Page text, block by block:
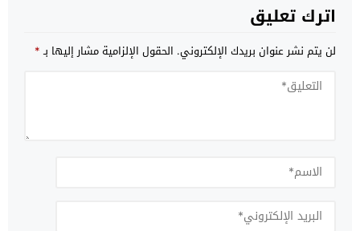
اترك تعليق
لن يتم نشر عنوان بريدك الإلكتروني. الحقول الإلزامية مشار إليها بـ*